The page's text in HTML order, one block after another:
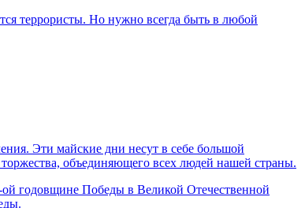
террористы. Но нужно всегда быть в любой
Эти майские дни несут в себе большой
объединяющего всех людей нашей страны.
годовщине Победы в Великой Отечественной